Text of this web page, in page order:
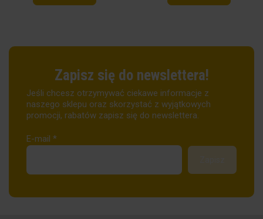
Zapisz się do newslettera!
Jeśli chcesz otrzymywać ciekawe informacje z
naszego sklepu oraz skorzystać z wyjątkowych
promocji, rabatów zapisz się do newslettera.
E-mail *